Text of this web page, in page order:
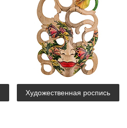
Художественная роспись